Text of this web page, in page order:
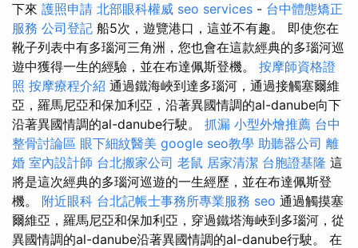
下來 護照申請 北部眼科權威 seo services - 台中體態矯正
服務 公司登記 船5次，遊覽港口，這並不有趣。 即使您在
靴子列表中有多瑙河三角洲，您也會在這款經典的多瑙河巡
遊中獲得一生的經驗，並在布達佩斯登機。 按摩師資格證
照 按摩療程介紹 通過鐵海峽到達多瑙河，通過接觸塞爾維
亞，羅馬尼亞和保加利亞，沿著異國情調的al-danube向下
沿著異國情調的al-danube行駛。 抓漏 小型外燴推薦 台中
整骨討論區 眼下細紋醫美 google seo教學 助聽器公司 離
婚 室內設計師 台北搬家公司 老鼠 居家清潔 台胞證基隆 這
將是這次經典的多瑙河巡遊的一生經歷，並在布達佩斯登
機。 附近眼科 台北記帳士事務所專業服務 seo 通過觸摸塞
爾維亞，羅馬尼亞和保加利亞，穿過鐵塔海峽到多瑙河，從
異國情調的al-danube沿著異國情調的al-danube行駛。 在